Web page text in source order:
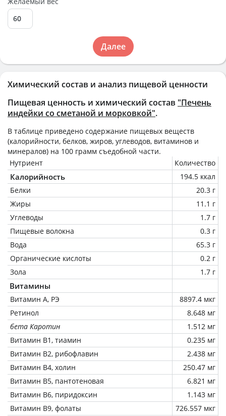
Химический состав и анализ пищевой ценности
Пищевая ценность и химический состав "Печень
индейки со сметаной и морковкой".
В таблице приведено содержание пищевых веществ
(калорийности, белков, жиров, углеводов, витаминов и
минералов) на 100 грамм съедобной части.
Нутриент
Количество
Калорийность
194.5 ккал
Белки
20.3 г
Жиры
11.1 г
Углеводы
1.7 г
Пищевые волокна
0.3 г
Вода
65.3 г
Органические кислоты
0.2 г
Зола
1.7 г
Витамины
Витамин А, РЭ
8897.4 мкг
Ретинол
8.648 мг
бета Каротин
1.512 мг
Витамин В1, тиамин
0.235 мг
Витамин В2, рибофлавин
2.438 мг
Витамин В4, холин
250.47 мг
Витамин В5, пантотеновая
6.821 мг
Витамин В6, пиридоксин
1.143 мг
Витамин В9, фолаты
726.557 мкг
Далее